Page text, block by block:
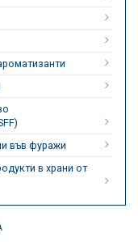
във фуражи
в храни от